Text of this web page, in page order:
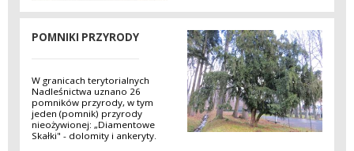
POMNIKI PRZYRODY
W granicach terytorialnych
Nadleśnictwa uznano 26
pomników przyrody, w tym
jeden (pomnik) przyrody
nieożywionej: „Diamentowe
Skałki" - dolomity i ankeryty.